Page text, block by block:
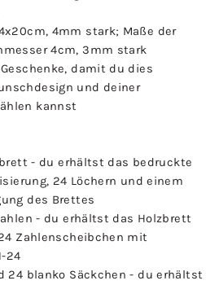
4mm stark; Maße der
4cm, 3mm stark
damit du dies
und deiner
kannst
- du erhältst das bedruckte
24 Löchern und einem
des Brettes
- du erhältst das Holzbrett
Zahlenscheibchen mit
24
24 blanko Säckchen - du erhältst